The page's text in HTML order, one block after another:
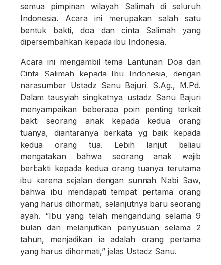
semua pimpinan wilayah Salimah di seluruh
Indonesia. Acara ini merupakan salah satu
bentuk bakti, doa dan cinta Salimah yang
dipersembahkan kepada ibu Indonesia.
Acara ini mengambil tema Lantunan Doa dan
Cinta Salimah kepada Ibu Indonesia, dengan
narasumber Ustadz Sanu Bajuri, S.Ag., M.Pd.
Dalam tausyiah singkatnya ustadz Sanu Bajuri
menyampaikan beberapa poin penting terkait
bakti seorang anak kepada kedua orang
tuanya, diantaranya berkata yg baik kepada
kedua orang tua. Lebih lanjut beliau
mengatakan bahwa seorang anak wajib
berbakti kepada kedua orang tuanya terutama
ibu karena sejalan dengan sunnah Nabi Saw,
bahwa ibu mendapati tempat pertama orang
yang harus dihormati, selanjutnya baru seorang
ayah. “Ibu yang telah mengandung selama 9
bulan dan melanjutkan penyusuan selama 2
tahun, menjadikan ia adalah orang pertama
yang harus dihormati,” jelas Ustadz Sanu.